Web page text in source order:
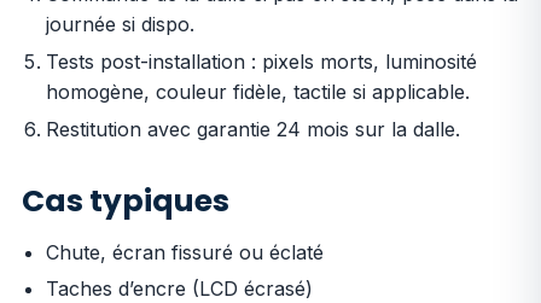
journée si dispo.
Tests post-installation : pixels morts, luminosité
homogène, couleur fidèle, tactile si applicable.
Restitution avec garantie 24 mois sur la dalle.
Cas typiques
Chute, écran fissuré ou éclaté
Taches d’encre (LCD écrasé)